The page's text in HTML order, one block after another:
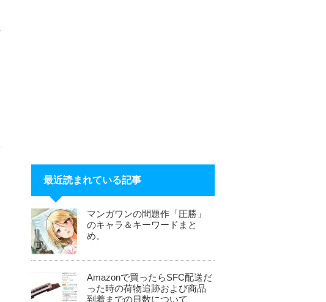
最近読まれている記事
マンガワンの問題作「圧勝」
のキャラ＆キーワードまと
め。
Amazonで買ったらSFC配送だ
った時の荷物追跡および商品
到着までの日数について